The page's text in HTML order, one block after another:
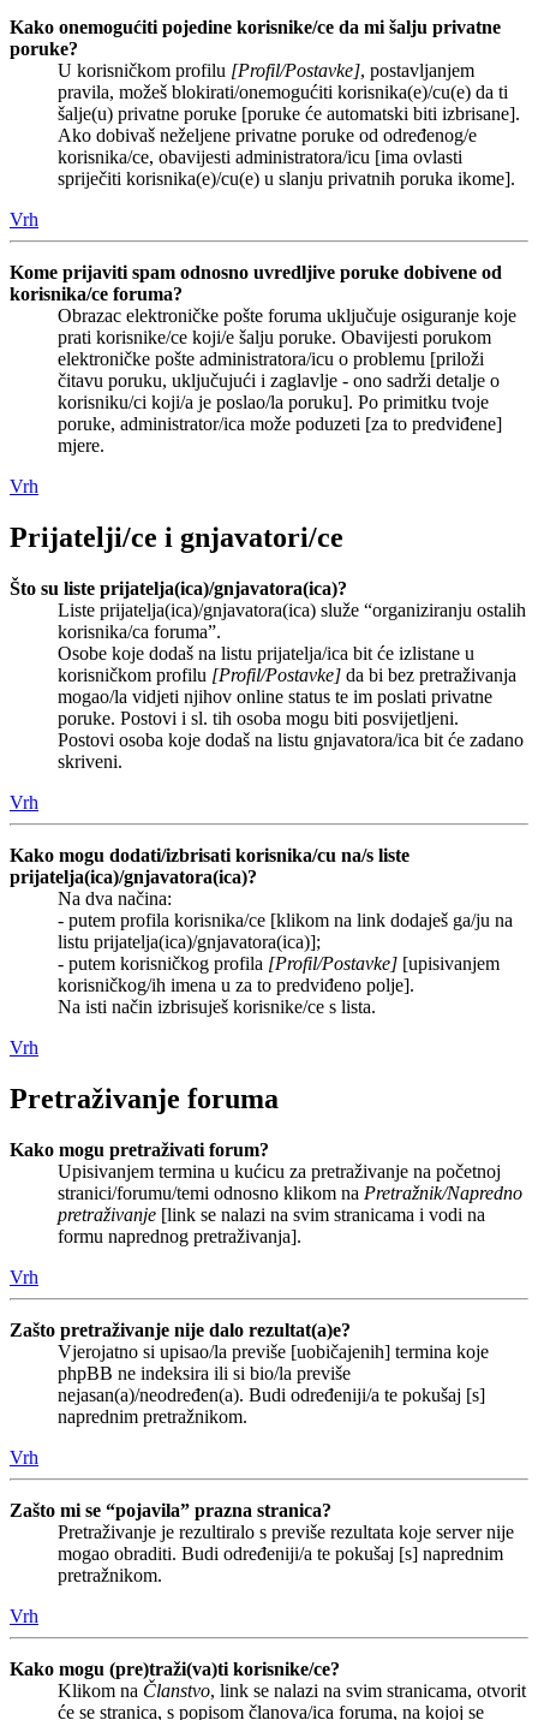
Kako onemogućiti pojedine korisnike/ce da mi šalju privatne
poruke?
U korisničkom profilu [Profil/Postavke], postavljanjem
pravila, možeš blokirati/onemogućiti korisnika(e)/cu(e) da ti
šalje(u) privatne poruke [poruke će automatski biti izbrisane].
Ako dobivaš neželjene privatne poruke od određenog/e
korisnika/ce, obavijesti administratora/icu [ima ovlasti
spriječiti korisnika(e)/cu(e) u slanju privatnih poruka ikome].
Vrh
Kome prijaviti spam odnosno uvredljive poruke dobivene od
korisnika/ce foruma?
Obrazac elektroničke pošte foruma uključuje osiguranje koje
prati korisnike/ce koji/e šalju poruke. Obavijesti porukom
elektroničke pošte administratora/icu o problemu [priloži
čitavu poruku, uključujući i zaglavlje - ono sadrži detalje o
korisniku/ci koji/a je poslao/la poruku]. Po primitku tvoje
poruke, administrator/ica može poduzeti [za to predviđene]
mjere.
Vrh
Prijatelji/ce i gnjavatori/ce
Što su liste prijatelja(ica)/gnjavatora(ica)?
Liste prijatelja(ica)/gnjavatora(ica) služe “organiziranju ostalih
korisnika/ca foruma”.
Osobe koje dodaš na listu prijatelja/ica bit će izlistane u
korisničkom profilu [Profil/Postavke] da bi bez pretraživanja
mogao/la vidjeti njihov online status te im poslati privatne
poruke. Postovi i sl. tih osoba mogu biti posvijetljeni.
Postovi osoba koje dodaš na listu gnjavatora/ica bit će zadano
skriveni.
Vrh
Kako mogu dodati/izbrisati korisnika/cu na/s liste
prijatelja(ica)/gnjavatora(ica)?
Na dva načina:
- putem profila korisnika/ce [klikom na link dodaješ ga/ju na
listu prijatelja(ica)/gnjavatora(ica)];
- putem korisničkog profila [Profil/Postavke] [upisivanjem
korisničkog/ih imena u za to predviđeno polje].
Na isti način izbrisuješ korisnike/ce s lista.
Vrh
Pretraživanje foruma
Kako mogu pretraživati forum?
Upisivanjem termina u kućicu za pretraživanje na početnoj
stranici/forumu/temi odnosno klikom na Pretražnik/Napredno
pretraživanje [link se nalazi na svim stranicama i vodi na
formu naprednog pretraživanja].
Vrh
Zašto pretraživanje nije dalo rezultat(a)e?
Vjerojatno si upisao/la previše [uobičajenih] termina koje
phpBB ne indeksira ili si bio/la previše
nejasan(a)/neodređen(a). Budi određeniji/a te pokušaj [s]
naprednim pretražnikom.
Vrh
Zašto mi se “pojavila” prazna stranica?
Pretraživanje je rezultiralo s previše rezultata koje server nije
mogao obraditi. Budi određeniji/a te pokušaj [s] naprednim
pretražnikom.
Vrh
Kako mogu (pre)traži(va)ti korisnike/ce?
Klikom na Članstvo, link se nalazi na svim stranicama, otvorit
će se stranica, s popisom članova/ica foruma, na kojoj se